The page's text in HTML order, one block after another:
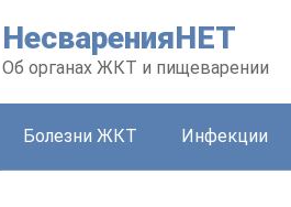
НесваренияНЕТ
Об органах ЖКТ и пищеварении
Болезни ЖКТ Инфекции